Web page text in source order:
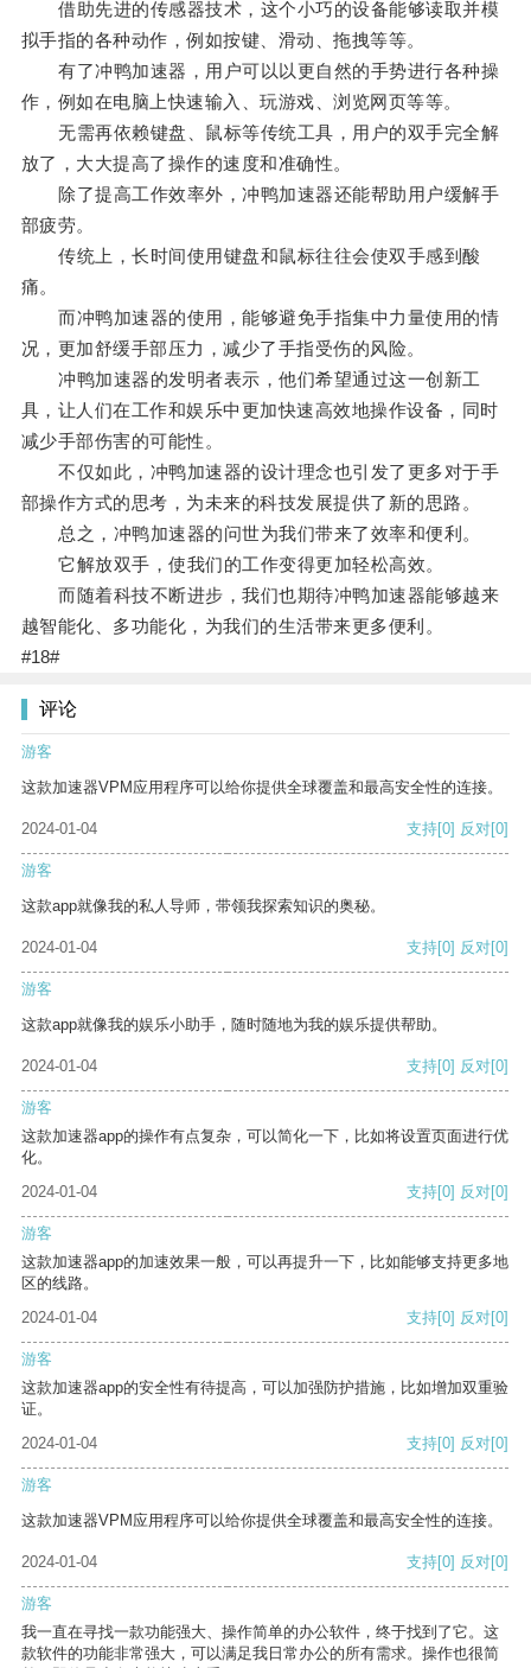
借助先进的传感器技术，这个小巧的设备能够读取并模
拟手指的各种动作，例如按键、滑动、拖拽等等。
有了冲鸭加速器，用户可以以更自然的手势进行各种操
作，例如在电脑上快速输入、玩游戏、浏览网页等等。
无需再依赖键盘、鼠标等传统工具，用户的双手完全解
放了，大大提高了操作的速度和准确性。
除了提高工作效率外，冲鸭加速器还能帮助用户缓解手
部疲劳。
传统上，长时间使用键盘和鼠标往往会使双手感到酸
痛。
而冲鸭加速器的使用，能够避免手指集中力量使用的情
况，更加舒缓手部压力，减少了手指受伤的风险。
冲鸭加速器的发明者表示，他们希望通过这一创新工
具，让人们在工作和娱乐中更加快速高效地操作设备，同时
减少手部伤害的可能性。
不仅如此，冲鸭加速器的设计理念也引发了更多对于手
部操作方式的思考，为未来的科技发展提供了新的思路。
总之，冲鸭加速器的问世为我们带来了效率和便利。
它解放双手，使我们的工作变得更加轻松高效。
而随着科技不断进步，我们也期待冲鸭加速器能够越来
越智能化、多功能化，为我们的生活带来更多便利。
#18#
评论
游客
这款加速器VPM应用程序可以给你提供全球覆盖和最高安全性的连接。
2024-01-04 支持[0] 反对[0]
游客
这款app就像我的私人导师，带领我探索知识的奥秘。
2024-01-04 支持[0] 反对[0]
游客
这款app就像我的娱乐小助手，随时随地为我的娱乐提供帮助。
2024-01-04 支持[0] 反对[0]
游客
这款加速器app的操作有点复杂，可以简化一下，比如将设置页面进行优
化。
2024-01-04
支持[0] 反对[0]
游客
这款加速器app的加速效果一般，可以再提升一下，比如能够支持更多地
区的线路。
2024-01-04
支持[0] 反对[0]
游客
这款加速器app的安全性有待提高，可以加强防护措施，比如增加双重验
证。
2024-01-04
支持[0] 反对[0]
游客
这款加速器VPM应用程序可以给你提供全球覆盖和最高安全性的连接。
2024-01-04 支持[0] 反对[0]
游客
我一直在寻找一款功能强大、操作简单的办公软件，终于找到了它。这
款软件的功能非常强大，可以满足我日常办公的所有需求。操作也很简